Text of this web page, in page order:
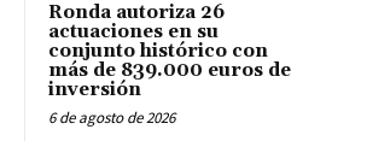
Ronda autoriza 26
actuaciones en su
conjunto histórico con
más de 839.000 euros de
inversión
6 de agosto de 2026